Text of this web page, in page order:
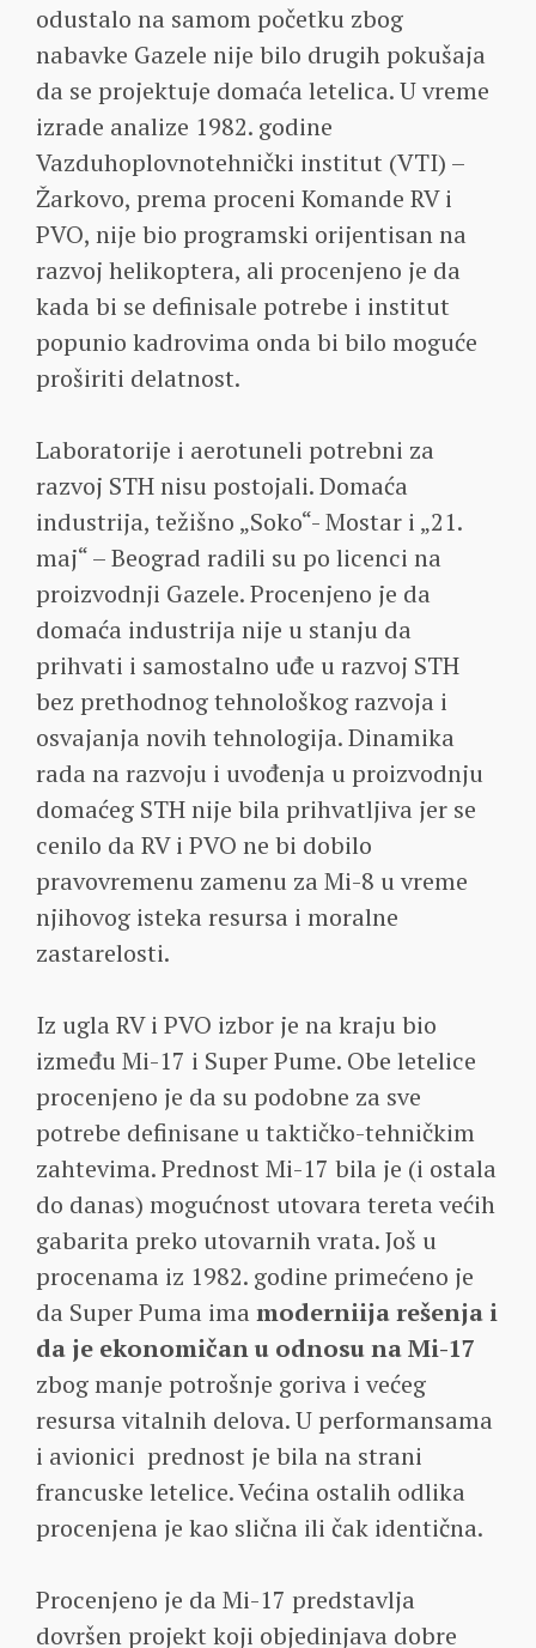
odustalo na samom početku zbog
nabavke Gazele nije bilo drugih pokušaja
da se projektuje domaća letelica. U vreme
izrade analize 1982. godine
Vazduhoplovnotehnički institut (VTI) –
Žarkovo, prema proceni Komande RV i
PVO, nije bio programski orijentisan na
razvoj helikoptera, ali procenjeno je da
kada bi se definisale potrebe i institut
popunio kadrovima onda bi bilo moguće
proširiti delatnost.
Laboratorije i aerotuneli potrebni za
razvoj STH nisu postojali. Domaća
industrija, težišno „Soko“- Mostar i „21.
maj“ – Beograd radili su po licenci na
proizvodnji Gazele. Procenjeno je da
domaća industrija nije u stanju da
prihvati i samostalno uđe u razvoj STH
bez prethodnog tehnološkog razvoja i
osvajanja novih tehnologija. Dinamika
rada na razvoju i uvođenja u proizvodnju
domaćeg STH nije bila prihvatljiva jer se
cenilo da RV i PVO ne bi dobilo
pravovremenu zamenu za Mi-8 u vreme
njihovog isteka resursa i moralne
zastarelosti.
Iz ugla RV i PVO izbor je na kraju bio
između Mi-17 i Super Pume. Obe letelice
procenjeno je da su podobne za sve
potrebe definisane u taktičko-tehničkim
zahtevima. Prednost Mi-17 bila je (i ostala
do danas) mogućnost utovara tereta većih
gabarita preko utovarnih vrata. Još u
procenama iz 1982. godine primećeno je
da Super Puma ima moderniija rešenja i
da je ekonomičan u odnosu na Mi-17
zbog manje potrošnje goriva i većeg
resursa vitalnih delova. U performansama
i avionici prednost je bila na strani
francuske letelice. Većina ostalih odlika
procenjena je kao slična ili čak identična.
Procenjeno je da Mi-17 predstavlja
dovršen projekt koji objedinjava dobre